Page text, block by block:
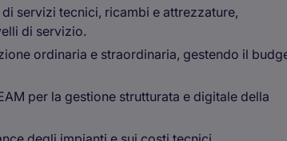
servizi tecnici, ricambi e attrezzature,
di servizio.
ordinaria e straordinaria, gestendo il
per la gestione strutturata e digitale della